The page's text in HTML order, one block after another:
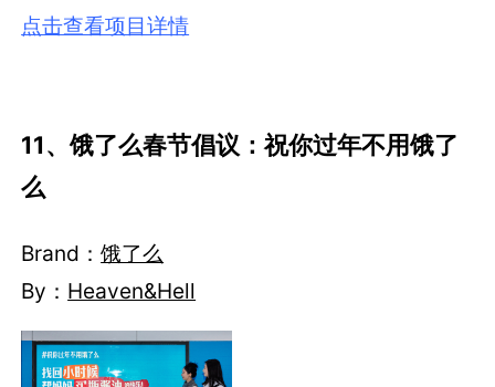
点击查看项目详情
11、饿了么春节倡议：祝你过年不用饿了
么
Brand：饿了么
By： Heaven&Hell